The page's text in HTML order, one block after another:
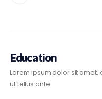
Education
Lorem ipsum dolor sit amet,
ut tellus ante.